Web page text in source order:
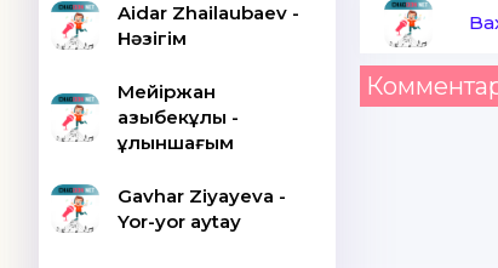
Aidar Zhailaubaev -
Нәзігім
Мейіржан
Қазыбекұлы -
Құлыншағым
Gavhar Ziyayeva -
Yor-yor aytay